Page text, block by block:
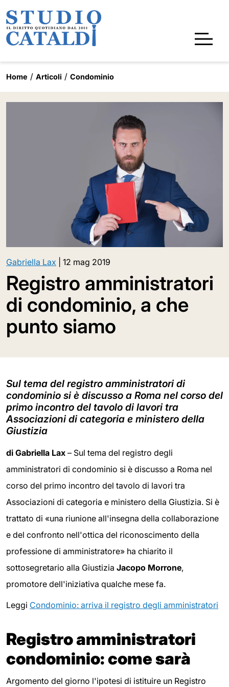
Home Articoli Condominio
Gabriella Lax 12 mag 2019
Registro amministratori
di condominio, a che
punto siamo
Sul tema del registro amministratori di
condominio si è discusso a Roma nel corso del
primo incontro del tavolo di lavori tra
Associazioni di categoria e ministero della
Giustizia
di Gabriella Lax – Sul tema del registro degli
amministratori di condominio si è discusso a Roma nel
corso del primo incontro del tavolo di lavori tra
Associazioni di categoria e ministero della Giustizia. Si è
trattato di «una riunione all'insegna della collaborazione
e del confronto nell'ottica del riconoscimento della
professione di amministratore» ha chiarito il
sottosegretario alla Giustizia Jacopo Morrone,
promotore dell'iniziativa qualche mese fa.
Leggi Condominio: arriva il registro degli amministratori
Registro amministratori
condominio: come sarà
Argomento del giorno l'ipotesi di istituire un Registro